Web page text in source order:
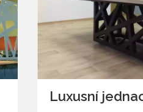
Luxusní